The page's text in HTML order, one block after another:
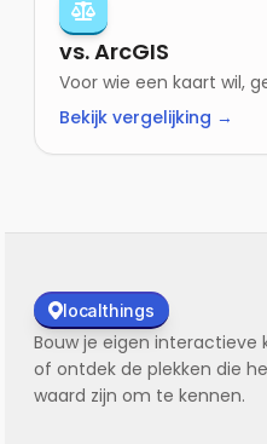
vs. ArcGIS
Voor wie een kaart wil,
Bekijk vergelijking →
localthings
Bouw je eigen interactieve
of ontdek de plekken die
waard zijn om te kennen.